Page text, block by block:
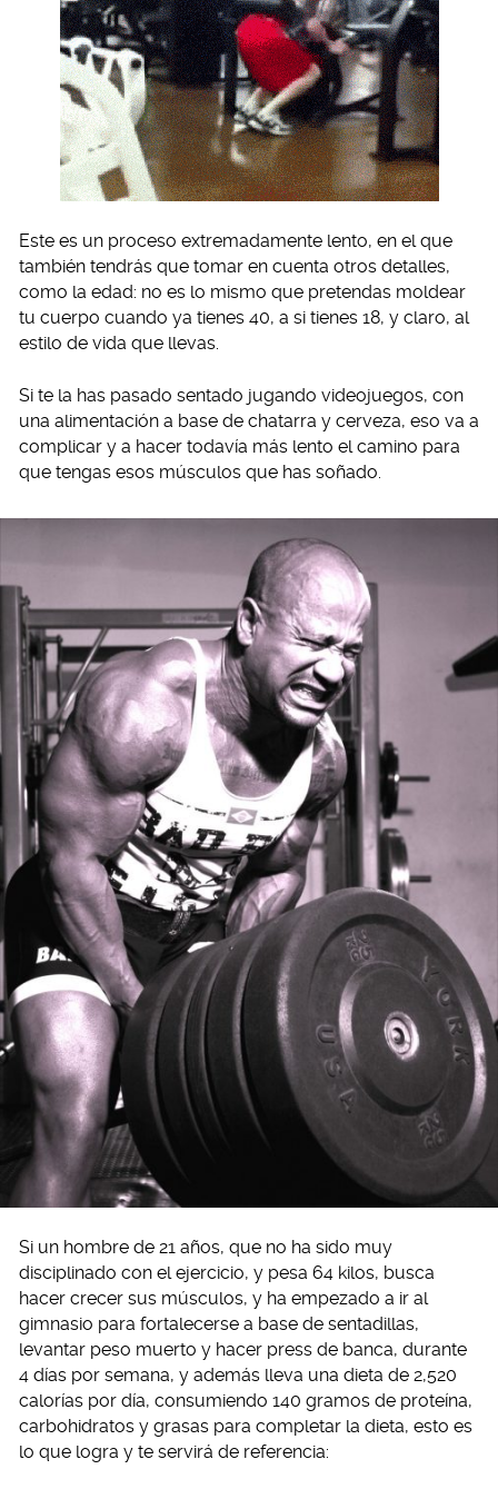
Este es un proceso extremadamente lento, en el que
también tendrás que tomar en cuenta otros detalles,
como la edad: no es lo mismo que pretendas moldear
tu cuerpo cuando ya tienes 40, a si tienes 18, y claro, al
estilo de vida que llevas.
Si te la has pasado sentado jugando videojuegos, con
una alimentación a base de chatarra y cerveza, eso va a
complicar y a hacer todavía más lento el camino para
que tengas esos músculos que has soñado.
Si un hombre de 21 años, que no ha sido muy
disciplinado con el ejercicio, y pesa 64 kilos, busca
hacer crecer sus músculos, y ha empezado a ir al
gimnasio para fortalecerse a base de sentadillas,
levantar peso muerto y hacer press de banca, durante
4 días por semana, y además lleva una dieta de 2,520
calorías por día, consumiendo 140 gramos de proteína,
carbohidratos y grasas para completar la dieta, esto es
lo que logra y te servirá de referencia: